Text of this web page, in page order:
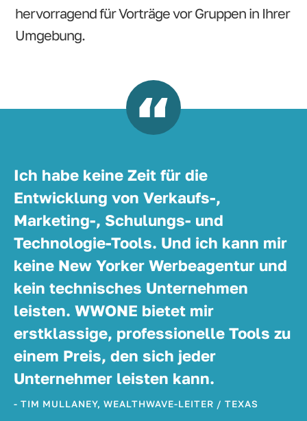
hervorragend für Vorträge vor Gruppen in Ihrer
Umgebung.
Ich habe keine Zeit für die
Entwicklung von Verkaufs-,
Marketing-, Schulungs- und
Technologie-Tools. Und ich kann mir
keine New Yorker Werbeagentur und
kein technisches Unternehmen
leisten. WWONE bietet mir
erstklassige, professionelle Tools zu
einem Preis, den sich jeder
Unternehmer leisten kann.
- TIM MULLANEY, WEALTHWAVE-LEITER / TEXAS